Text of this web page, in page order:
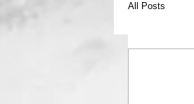
All Posts